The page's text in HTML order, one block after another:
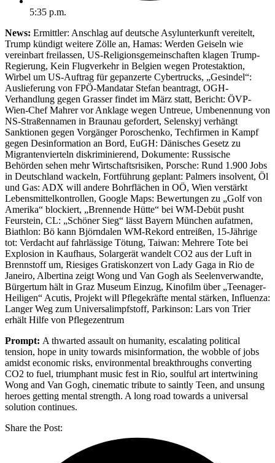
5:35 p.m.
News: Ermittler: Anschlag auf deutsche Asylunterkunft vereitelt,
Trump kündigt weitere Zölle an, Hamas: Werden Geiseln wie
vereinbart freilassen, US-Religionsgemeinschaften klagen Trump-
Regierung, Kein Flugverkehr in Belgien wegen Protestaktion,
Wirbel um US-Auftrag für gepanzerte Cybertrucks, „Gesindel“:
Auslieferung von FPÖ-Mandatar Stefan beantragt, OGH-
Verhandlung gegen Grasser findet im März statt, Bericht: ÖVP-
Wien-Chef Mahrer vor Anklage wegen Untreue, Umbenennung von
NS-Straßennamen in Braunau gefordert, Selenskyj verhängt
Sanktionen gegen Vorgänger Poroschenko, Techfirmen in Kampf
gegen Desinformation an Bord, EuGH: Dänisches Gesetz zu
Migrantenvierteln diskriminierend, Dokumente: Russische
Behörden sehen mehr Wirtschaftsrisiken, Porsche: Rund 1.900 Jobs
in Deutschland wackeln, Fortführung geplant: Palmers insolvent, Öl
und Gas: ADX will andere Bohrflächen in OÖ, Wien verstärkt
Lebensmittelkontrollen, Google Maps: Bewertungen zu „Golf von
Amerika“ blockiert, „Brennende Hütte“ bei WM-Debüt pusht
Feurstein, CL: „Schöner Sieg“ lässt Bayern München aufatmen,
Biathlon: Bö kann Björndalen WM-Rekord entreißen, 15-Jährige
tot: Verdacht auf fahrlässige Tötung, Taiwan: Mehrere Tote bei
Explosion in Kaufhaus, Solargerät wandelt CO2 aus der Luft in
Brennstoff um, Riesiges Gratiskonzert von Lady Gaga in Rio de
Janeiro, Albertina zeigt Wong und Van Gogh als Seelenverwandte,
Bürgertum hält in Graz Museum Einzug, Kinofilm über „Teenager-
Heiligen“ Acutis, Projekt will Pflegekräfte mental stärken, Influenza:
Langer Weg zum Universalimpfstoff, Parkinson: Lars von Trier
erhält Hilfe von Pflegezentrum
Prompt: A thwarted assault on humanity, escalating political
tension, hope in unity towards misinformation, the wobble of jobs
amidst economic risks, environmental breakthroughs converting
CO2 to fuel, triumphant music fest in Rio, soulful art intertwining
Wong and Van Gogh, cinematic tribute to saintly Teen, and unsung
heroes getting mental strength. A long road towards a universal
solution continues.
Share the Post: